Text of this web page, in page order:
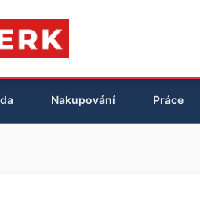
Nakupování Práce